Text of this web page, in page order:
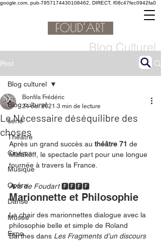
google.com, pub-7957174430108462, DIRECT, f08c47fec0942fa0
Blog Culturel
Post
Blog culturel
serie
Théâtre
Cinéma
Musique
Opéra
Danse
Musée
Expo
Blog culturel
Le Nécessaire déséquilibre des
choses
Bonfils Frédéric
24 oct. 2021 3 min de lecture
Après un grand succès au théâtre 71 de
Malakoff, le spectacle part pour une longue
tournée à travers la France.
Avis de Foudart 🅵🅵🅵🅵
Marionnette et Philosophie
La chair des marionnettes dialogue avec la
philosophie belle et simple de Roland
Barthes dans Les Fragments d’un discours